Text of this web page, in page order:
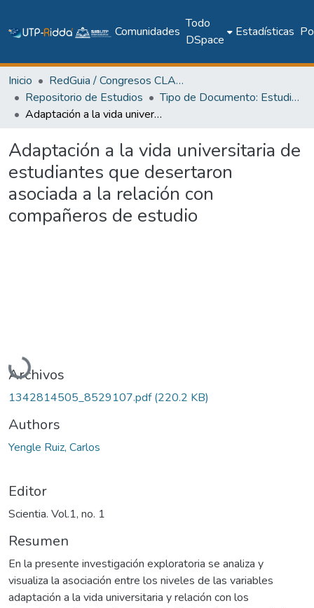
Comunidades
Todo
DSpace
Estadísticas
Inicio
RedGuia / Congresos CLABES
Repositorio de Estudios
Tipo de Documento: Estudio Aplicado
Adaptación a la vida universitaria de estudiantes que desertaron asociada a la relación con compañeros de estudio
Adaptación a la vida universitaria de
estudiantes que desertaron
asociada a la relación con
compañeros de estudio
Cargando...
Archivos
1342814505_8529107.pdf(220.2 KB)
Authors
Yengle Ruiz, Carlos
Editor
Scientia. Vol.1, no. 1
Resumen
En la presente investigación exploratoria se analiza y
visualiza la asociación entre los niveles de las variables
adaptación a la vida universitaria y relación con los